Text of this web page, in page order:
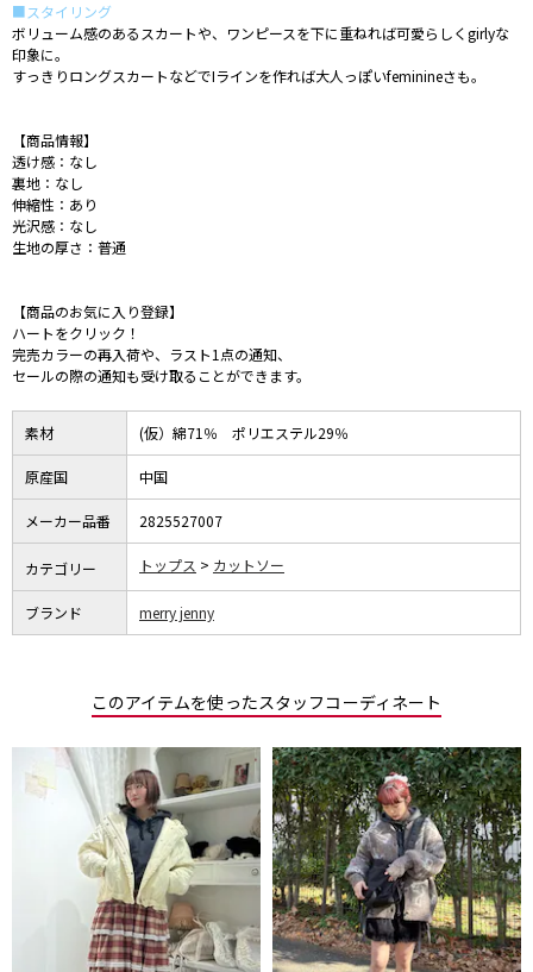
■スタイリング
ボリューム感のあるスカートや、ワンピースを下に重ねれば可愛らしくgirlyな
印象に。
すっきりロングスカートなどでIラインを作れば大人っぽいfeminineさも。
【商品情報】
透け感：なし
裏地：なし
伸縮性：あり
光沢感：なし
生地の厚さ：普通
【商品のお気に入り登録】
ハートをクリック！
完売カラーの再入荷や、ラスト1点の通知、
セールの際の通知も受け取ることができます。
素材 (仮）綿71％ ポリエステル29％
原産国 中国
メーカー品番 2825527007
カテゴリー トップス カットソー
ブランド merry jenny
このアイテムを使ったスタッフコーディネート